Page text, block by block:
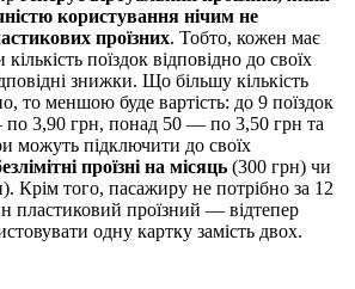
користування нічим не
проїзних. Тобто, кожен має
поїздок відповідно до своїх
знижки. Що більшу кількість
то меншою буде вартість: до 9 поїздок
3,90 грн, понад 50 — по 3,50 грн та
можуть підключити до своїх
проїзні на місяць (300 грн) чи
Крім того, пасажиру не потрібно за 12
пластиковий проїзний — відтепер
одну картку замість двох.